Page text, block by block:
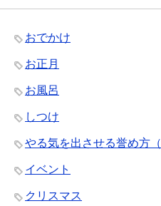
おでかけ
お正月
お風呂
しつけ
やる気を出させる誉め方
イベント
クリスマス